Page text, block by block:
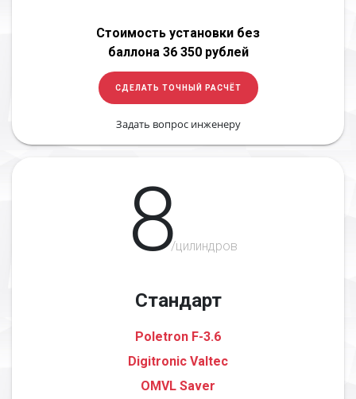
Стоимость установки без
баллона 36 350 рублей
СДЕЛАТЬ ТОЧНЫЙ РАСЧЁТ
Задать вопрос инженеру
8/цилиндров
Стандарт
Poletron F-3.6
Digitronic Valtec
OMVL Saver